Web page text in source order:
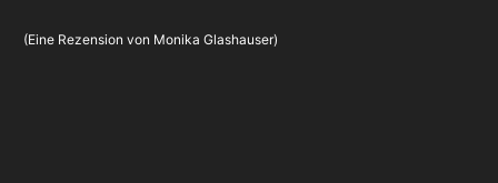
(Eine Rezension von Monika Glashauser)